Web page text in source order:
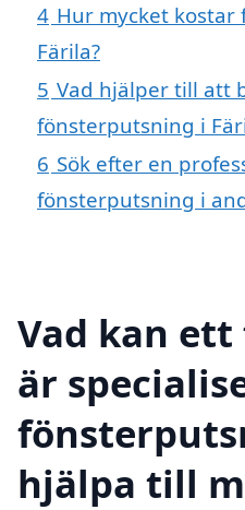
4 Hur mycket
Färila?
5 Vad hjälper till att
fönsterputsning i
6 Sök efter en
fönsterputsning i
Vad kan
är
hjälpa till